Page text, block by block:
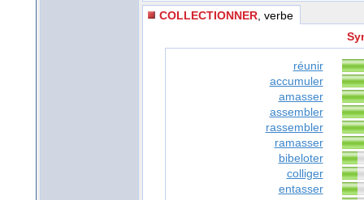
COLLECTIONNER , verbe
réunir
accumuler
amasser
assembler
rassembler
ramasser
bibeloter
colliger
entasser